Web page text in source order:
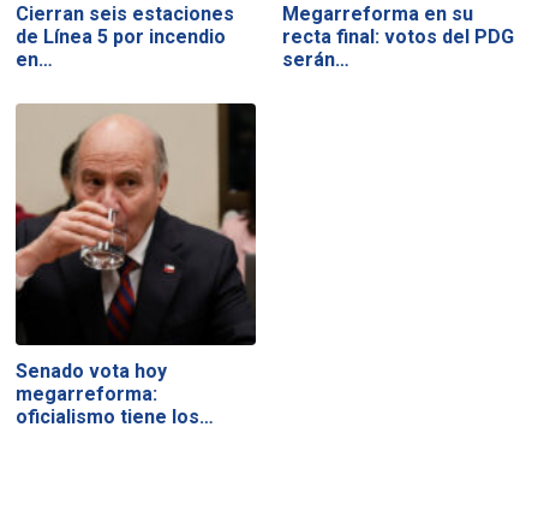
Cierran seis estaciones
de Línea 5 por incendio
en…
Megarreforma en su
recta final: votos del PDG
serán…
Senado vota hoy
megarreforma:
oficialismo tiene los…